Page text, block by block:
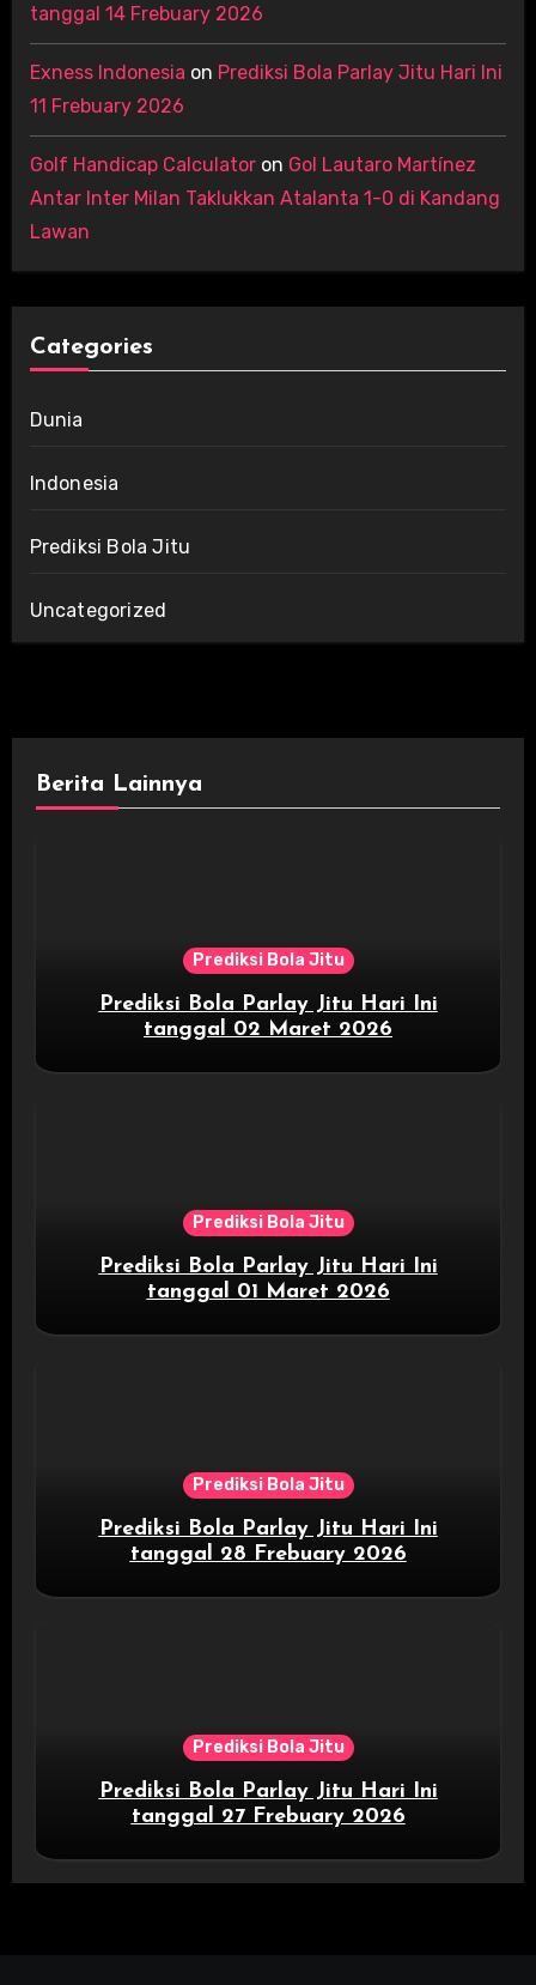
tanggal 14 Frebuary 2026
Exness Indonesia on Prediksi Bola Parlay Jitu Hari Ini
11 Frebuary 2026
Golf Handicap Calculatoron Gol Lautaro Martínez
Antar Inter Milan Taklukkan Atalanta 1-0 di Kandang
Lawan
Categories
Dunia
Indonesia
Prediksi Bola Jitu
Uncategorized
Berita Lainnya
Prediksi Bola Jitu
Prediksi Bola Parlay Jitu Hari Ini
tanggal 02 Maret 2026
Prediksi Bola Jitu
Prediksi Bola Parlay Jitu Hari Ini
tanggal 01 Maret 2026
Prediksi Bola Jitu
Prediksi Bola Parlay Jitu Hari Ini
tanggal 28 Frebuary 2026
Prediksi Bola Jitu
Prediksi Bola Parlay Jitu Hari Ini
tanggal 27 Frebuary 2026